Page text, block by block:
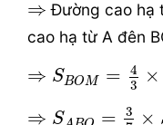
⇒
⇒ Đường cao hạ
cao hạ từ A đên
⇒ SBOM =
4
3
×
SB 3
⇒ S =
3
×
SA 7